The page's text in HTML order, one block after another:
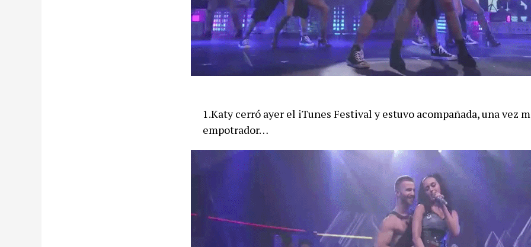
1.Katy cerró ayer el iTunes Festival y estuvo acompañada, una vez
empotrador…